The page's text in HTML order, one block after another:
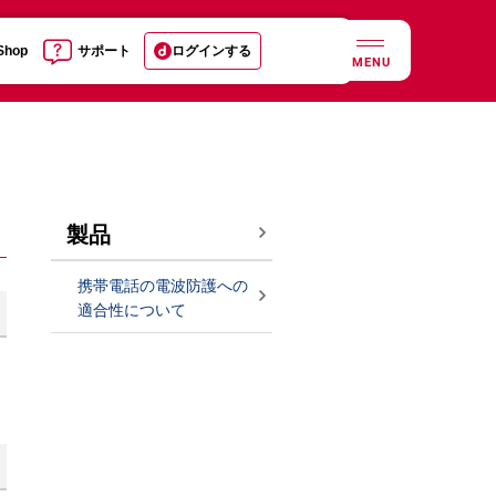
サポート ログインする
MENU
製品
携帯電話の電波防護への
適合性について